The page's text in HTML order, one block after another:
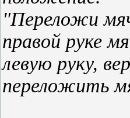
"Переложи
правой руке
левую руку,
переложить